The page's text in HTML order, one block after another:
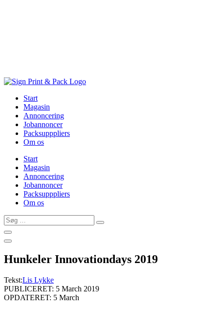
Start
Magasin
Annoncering
Jobannoncer
Packsupppliers
Om os
Start
Magasin
Annoncering
Jobannoncer
Packsupppliers
Om os
Søg
…
Hunkeler Innovationdays 2019
Tekst:Lis Lykke
PUBLICERET: 5 March 2019
OPDATERET: 5 March